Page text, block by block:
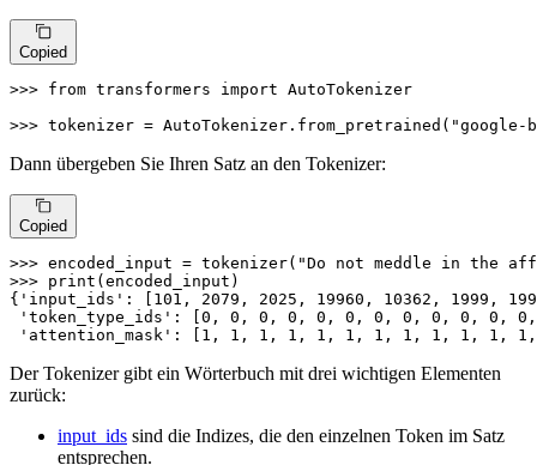
Copied
>>> from transformers import AutoTokenizer
>>> tokenizer = AutoTokenizer.from_pretrained( "google-
Dann übergeben Sie Ihren Satz an den Tokenizer:
Copied
>>> encoded_input = tokenizer( "Do not meddle in the
>>> print (encoded_input)
{ 'input_ids' : [ 101 , 2079 , 2025 , 19960 , 10362 , 1999 ,
'token_type_ids' : [ 0 , 0 , 0 , 0 , 0 , 0 , 0 , 0 , 0 , 0 , 0 , 0
'attention_mask' : [ 1 , 1 , 1 , 1 , 1 , 1 , 1 , 1 , 1 , 1 , 1 , 1
Der Tokenizer gibt ein Wörterbuch mit drei wichtigen Elementen
zurück:
input_ids sind die Indizes, die den einzelnen Token im Satz
entsprechen.